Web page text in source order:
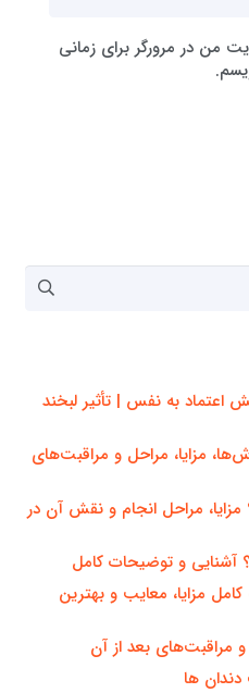
من در مرورگر برای زمانی
اعتماد به نفس | تأثیر لبخند
مزایا، مراحل و مراقبت‌های
مراحل انجام و نقش آن در
آشنایی و توضیحات کامل
مزایا، معایب و بهترین
مراقبت‌های بعد از آن
ها